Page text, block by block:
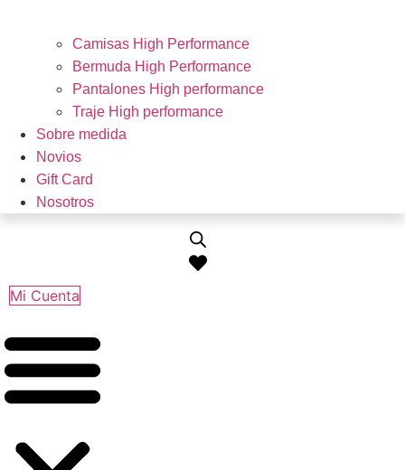
Camisas High Performance
Bermuda High Performance
Pantalones High performance
Traje High performance
Sobre medida
Novios
Gift Card
Nosotros
Mi Cuenta